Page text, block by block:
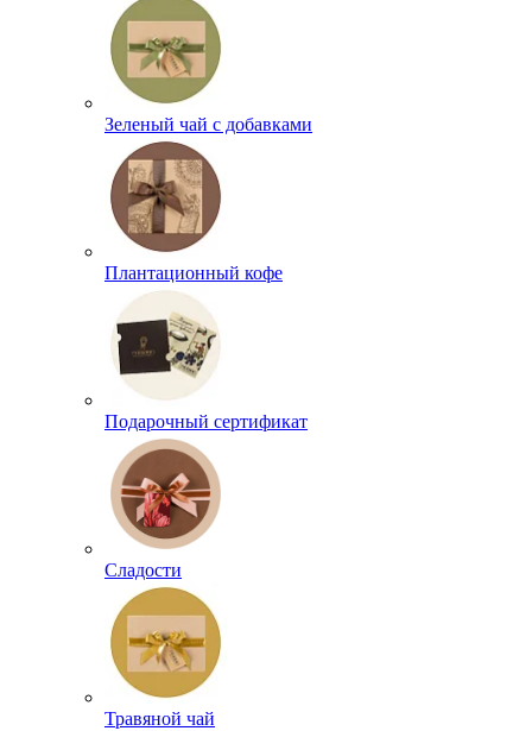
Зеленый чай с добавками
Плантационный кофе
Подарочный сертификат
Сладости
Травяной чай